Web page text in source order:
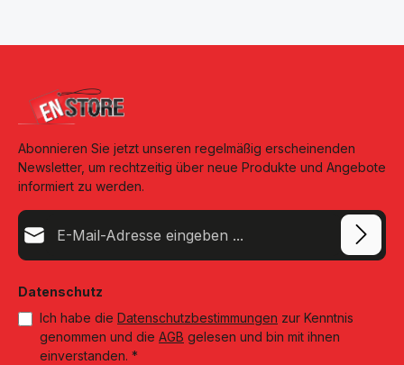
des Holzrahmens (Innentiefe): 3 cm Passepartout, Breite: 4,5 cm
Material: MDF Farbe: Schwarz/Silber Wandhalterung: Ja Art der
Abonnieren Sie jetzt unseren regelmäßig erscheinenden
Newsletter, um rechtzeitig über neue Produkte und Angebote
informiert zu werden.
E-Mail-Adresse*
Datenschutz
Ich habe die Datenschutzbestimmungen zur Kenntnis
genommen und die AGB gelesen und bin mit ihnen
einverstanden. *